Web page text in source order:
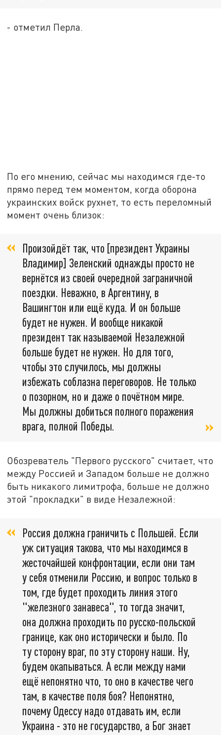
- отметил Перла.
По его мнению, сейчас мы находимся где-то
прямо перед тем моментом, когда оборона
украинских войск рухнет, то есть переломный
момент очень близок:
Произойдёт так, что [президент Украины
Владимир] Зеленский однажды просто не
вернётся из своей очередной заграничной
поездки. Неважно, в Аргентину, в
Вашингтон или ещё куда. И он больше
будет не нужен. И вообще никакой
президент так называемой Незалежной
больше будет не нужен. Но для того,
чтобы это случилось, мы должны
избежать соблазна переговоров. Не только
о позорном, но и даже о почётном мире.
Мы должны добиться полного поражения
врага, полной Победы.
Обозреватель "Первого русского" считает, что
между Россией и Западом больше не должно
быть никакого лимитрофа, больше не должно
этой "прокладки" в виде Незалежной:
Россия должна граничить с Польшей. Если
уж ситуация такова, что мы находимся в
жесточайшей конфронтации, если они там
у себя отменили Россию, и вопрос только в
том, где будет проходить линия этого
"железного занавеса", то тогда значит,
она должна проходить по русско-польской
границе, как оно исторически и было. По
ту сторону враг, по эту сторону наши. Ну,
будем окапываться. А если между нами
ещё непонятно что, то оно в качестве чего
там, в качестве поля боя? Непонятно,
почему Одессу надо отдавать им, если
Украина - это не государство, а Бог знает